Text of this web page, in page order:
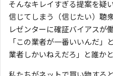
そんなキレイすぎる提案を疑
信じてしまう（信じたい）聴
レゼンターに確証バイアスが
「この業者が一番いいんだ」
業者しかいねえだろ」と誰か